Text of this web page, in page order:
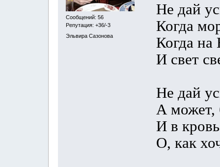
Сообщений: 56
Репутация: +36/-3
Эльвира Сазонова
Не дай
Когда
Когда на
И свет
Не дай
А может,
И в
О, как